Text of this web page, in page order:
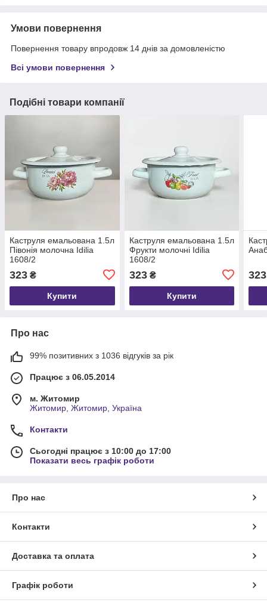
Умови повернення
Повернення товару впродовж 14 днів за домовленістю
Всі умови повернення
Подібні товари компанії
Каструля емальована 1.5л
Півонія молочна Idilia
1608/2
323 ₴
Купити
Каструля емальована 1.5л
Фрукти молочні Idilia
1608/2
323₴
Купити
323
Про нас
99% позитивних з 1036 відгуків за рік
Працює з 06.05.2014
м. Житомир
Житомир, Житомир, Україна
Контакти
Сьогодні працює з 10:00 до 17:00
Показати весь графік роботи
Про нас
Контакти
Доставка та оплата
Графік роботи